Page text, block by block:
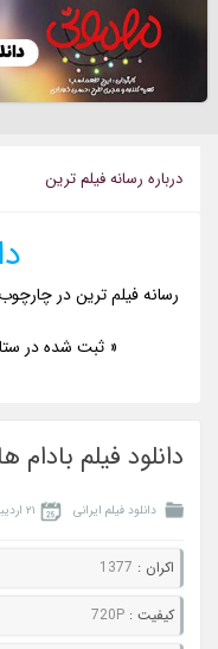
درباره رسانه فيلم ترين
رسانه فیلم ترین در
« ثبت شده در
دانلود فیلم بادام
دانلود فیلم ایرانی ۲۱ اردیبهشت ۱۳۹۹
اکران : 1377
کيفيت :720P